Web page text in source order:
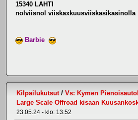
15340 LAHTI
nolviisnol viiskaxkuusviiskasikasinolla
Barbie
Kilpailukutsut/ Vs: Kymen
Large Scale Offroad kisaan
23.05.24 - klo: 13.52